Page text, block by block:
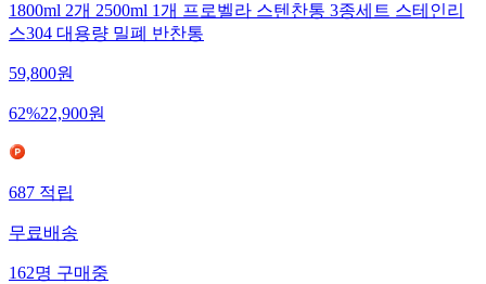
1800ml 2개 2500ml 1개 프로벨라 스텐찬통 3종세트 스테인리
스304 대용량 밀폐 반찬통
59,800원
62%22,900원
687 적립
무료배송
162명 구매중